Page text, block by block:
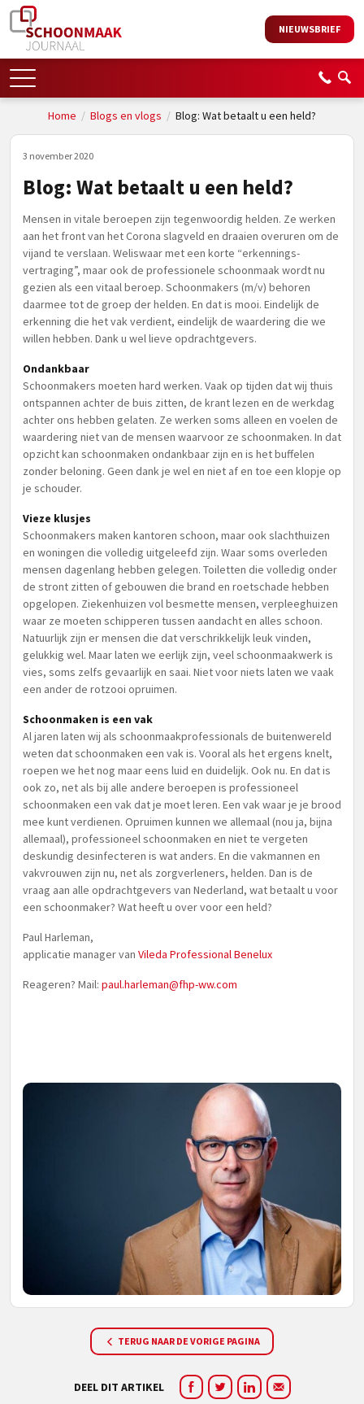
NIEUWSBRIEF
Home / Blogs en vlogs / Blog: Wat betaalt u een held?
3 november 2020
Blog: Wat betaalt u een held?
Mensen in vitale beroepen zijn tegenwoordig helden. Ze werken
aan het front van het Corona slagveld en draaien overuren om de
vijand te verslaan. Weliswaar met een korte “erkennings-
vertraging”, maar ook de professionele schoonmaak wordt nu
gezien als een vitaal beroep. Schoonmakers (m/v) behoren
daarmee tot de groep der helden. En dat is mooi. Eindelijk de
erkenning die het vak verdient, eindelijk de waardering die we
willen hebben. Dank u wel lieve opdrachtgevers.
Ondankbaar
Schoonmakers moeten hard werken. Vaak op tijden dat wij thuis
ontspannen achter de buis zitten, de krant lezen en de werkdag
achter ons hebben gelaten. Ze werken soms alleen en voelen de
waardering niet van de mensen waarvoor ze schoonmaken. In dat
opzicht kan schoonmaken ondankbaar zijn en is het buffelen
zonder beloning. Geen dank je wel en niet af en toe een klopje op
je schouder.
Vieze klusjes
Schoonmakers maken kantoren schoon, maar ook slachthuizen
en woningen die volledig uitgeleefd zijn. Waar soms overleden
mensen dagenlang hebben gelegen. Toiletten die volledig onder
de stront zitten of gebouwen die brand en roetschade hebben
opgelopen. Ziekenhuizen vol besmette mensen, verpleeghuizen
waar ze moeten schipperen tussen aandacht en alles schoon.
Natuurlijk zijn er mensen die dat verschrikkelijk leuk vinden,
gelukkig wel. Maar laten we eerlijk zijn, veel schoonmaakwerk is
vies, soms zelfs gevaarlijk en saai. Niet voor niets laten we vaak
een ander de rotzooi opruimen.
Schoonmaken is een vak
Al jaren laten wij als schoonmaakprofessionals de buitenwereld
weten dat schoonmaken een vak is. Vooral als het ergens knelt,
roepen we het nog maar eens luid en duidelijk. Ook nu. En dat is
ook zo, net als bij alle andere beroepen is professioneel
schoonmaken een vak dat je moet leren. Een vak waar je je brood
mee kunt verdienen. Opruimen kunnen we allemaal (nou ja, bijna
allemaal), professioneel schoonmaken en niet te vergeten
deskundig desinfecteren is wat anders. En die vakmannen en
vakvrouwen zijn nu, net als zorgverleners, helden. Dan is de
vraag aan alle opdrachtgevers van Nederland, wat betaalt u voor
een schoonmaker? Wat heeft u over voor een held?
Paul Harleman,
applicatie manager van Vileda Professional Benelux
Reageren? Mail: paul.harleman@fhp-ww.com
TERUG NAAR DE VORIGE PAGINA
DEEL DIT ARTIKEL